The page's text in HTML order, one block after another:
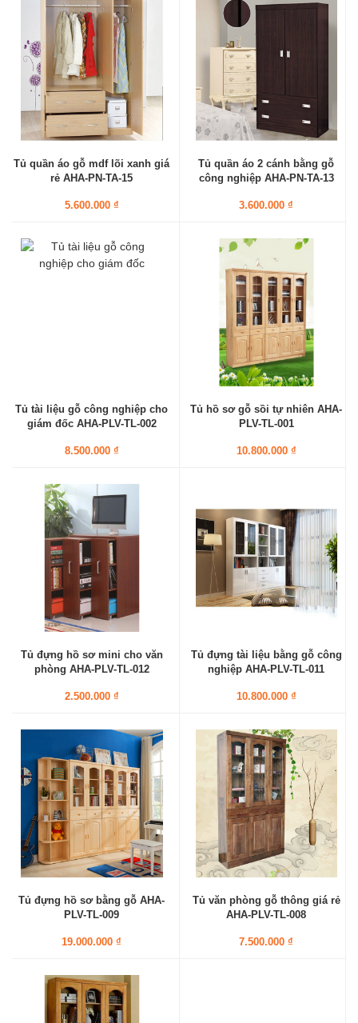
Tủ quần áo gỗ mdf lõi xanh giá
rẻ AHA-PN-TA-15
5.600.000 ₫
Tủ quần áo 2 cánh bằng gỗ
công nghiệp AHA-PN-TA-13
3.600.000 ₫
Tủ tài liệu gỗ công nghiệp cho
giám đốc AHA-PLV-TL-002
8.500.000 ₫
Tủ hồ sơ gỗ sồi tự nhiên AHA-
PLV-TL-001
10.800.000 ₫
Tủ đựng hồ sơ mini cho văn
phòng AHA-PLV-TL-012
2.500.000 ₫
Tủ đựng tài liệu bằng gỗ công
nghiệp AHA-PLV-TL-011
10.800.000 ₫
Tủ đựng hồ sơ bằng gỗ AHA-
PLV-TL-009
19.000.000 ₫
Tủ văn phòng gỗ thông giá rẻ
AHA-PLV-TL-008
7.500.000 ₫